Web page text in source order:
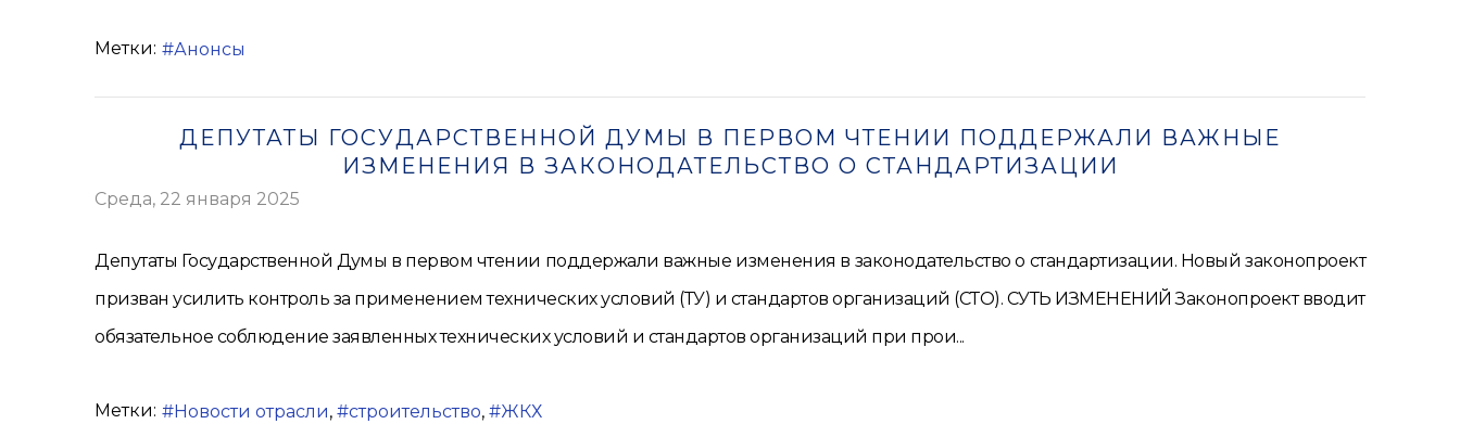
Метки: Анонсы
ДЕПУТАТЫ ГОСУДАРСТВЕННОЙ ДУМЫ В ПЕРВОМ ЧТЕНИИ ПОДДЕРЖАЛИ ВАЖНЫЕ
ИЗМЕНЕНИЯ В ЗАКОНОДАТЕЛЬСТВО О СТАНДАРТИЗАЦИИ
Среда, 22 января 2025
Депутаты Государственной Думы в первом чтении поддержали важные изменения в законодательство о стандартизации. Новый законопроект
призван усилить контроль за применением технических условий (ТУ) и стандартов организаций (СТО). СУТЬ ИЗМЕНЕНИЙ Законопроект вводит
обязательное соблюдение заявленных технических условий и стандартов организаций при прои...
Метки: Новости отрасли строительство ЖКХ